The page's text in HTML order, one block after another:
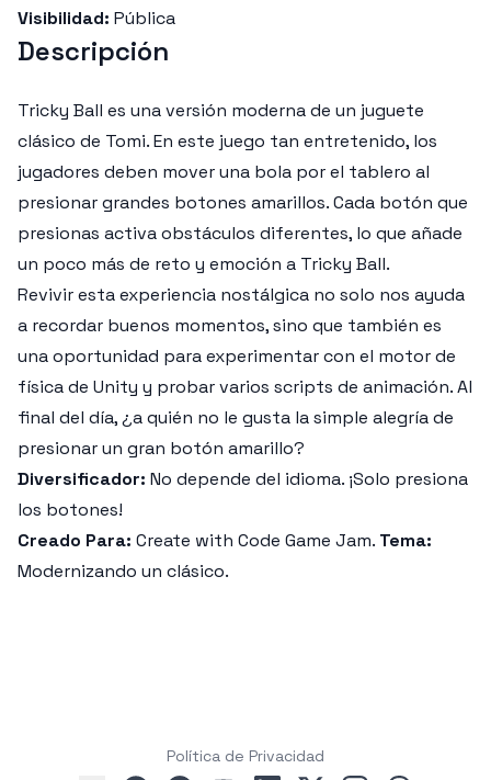
Visibilidad: Pública
Descripción
Tricky Ball es una versión moderna de un juguete
clásico de Tomi. En este juego tan entretenido, los
jugadores deben mover una bola por el tablero al
presionar grandes botones amarillos. Cada botón que
presionas activa obstáculos diferentes, lo que añade
un poco más de reto y emoción a Tricky Ball.
Revivir esta experiencia nostálgica no solo nos ayuda
a recordar buenos momentos, sino que también es
una oportunidad para experimentar con el motor de
física de Unity y probar varios scripts de animación. Al
final del día, ¿a quién no le gusta la simple alegría de
presionar un gran botón amarillo?
Diversificador: No depende del idioma. ¡Solo presiona
los botones!
Creado Para: Create with Code Game Jam. Tema:
Modernizando un clásico.
Política de Privacidad